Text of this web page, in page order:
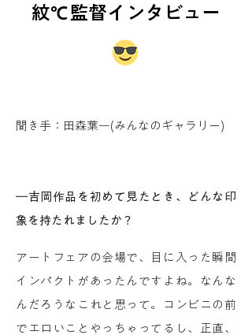
紋℃監督インタビュー
聞き手：田森葉一(みんなのギャラリー)
―吉岡作品を初めて見たとき、どんな印
象を持たれましたか？
アートフェアの会場で、目に入った瞬間
インパクトがあったんですよね。なんな
んだろうなこれと思って。コンビニの前
でエロいことやっちゃってるし、正直、